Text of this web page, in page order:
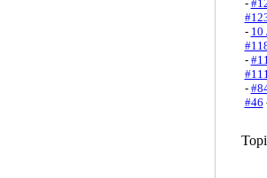
-
- 10
-
-
#46